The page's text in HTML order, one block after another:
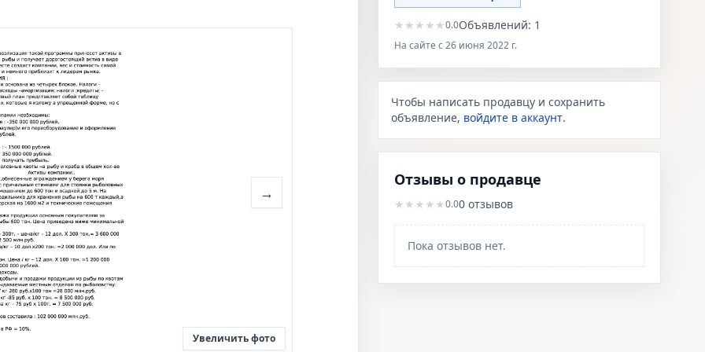
Увеличить фото
→
★ ★ ★ ★ ★0.0Объявлений: 1
На сайте с26 июня 2022 г.
Чтобы написать продавцу и сохранить
объявление, войдите в аккаунт.
Отзывы о продавце
★ ★ ★ ★ ★0.00 отзывов
Пока отзывов нет.